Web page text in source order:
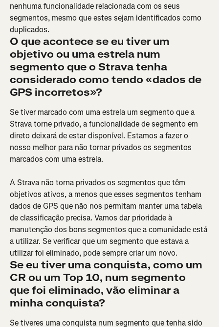
nenhuma funcionalidade relacionada com os seus
segmentos, mesmo que estes sejam identificados como
duplicados.
O que acontece se eu tiver um
objetivo ou uma estrela num
segmento que o Strava tenha
considerado como tendo «dados de
GPS incorretos»?
Se tiver marcado com uma estrela um segmento que a
Strava torne privado, a funcionalidade de segmento em
direto deixará de estar disponível. Estamos a fazer o
nosso melhor para não tornar privados os segmentos
marcados com uma estrela.
A Strava não torna privados os segmentos que têm
objetivos ativos, a menos que esses segmentos tenham
dados de GPS que não nos permitam manter uma tabela
de classificação precisa. Vamos dar prioridade à
manutenção dos bons segmentos que a comunidade está
a utilizar. Se verificar que um segmento que estava a
utilizar foi eliminado, pode sempre criar um novo.
Se eu tiver uma conquista, como um
CR ou um Top 10, num segmento
que foi eliminado, vão eliminar a
minha conquista?
Se tiveres uma conquista num segmento que tenha sido